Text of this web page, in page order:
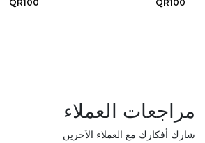
QR100
QR100
مراجعات العملاء
شارك أفكارك مع العملاء الآخرين